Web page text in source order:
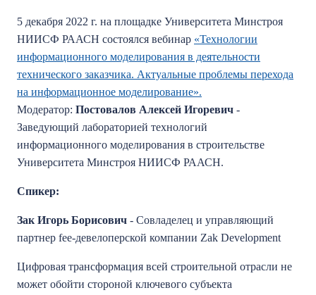
5 декабря 2022 г. на площадке Университета Минстроя
НИИСФ РААСН состоялся вебинар «Технологии
информационного моделирования в деятельности
технического заказчика. Актуальные проблемы перехода
на информационное моделирование».
Модератор: Постовалов Алексей Игоревич -
Заведующий лабораторией технологий
информационного моделирования в строительстве
Университета Минстроя НИИСФ РААСН.
Спикер:
Зак Игорь Борисович - Совладелец и управляющий
партнер fee-девелоперской компании Zak Development
Цифровая трансформация всей строительной отрасли не
может обойти стороной ключевого субъекта